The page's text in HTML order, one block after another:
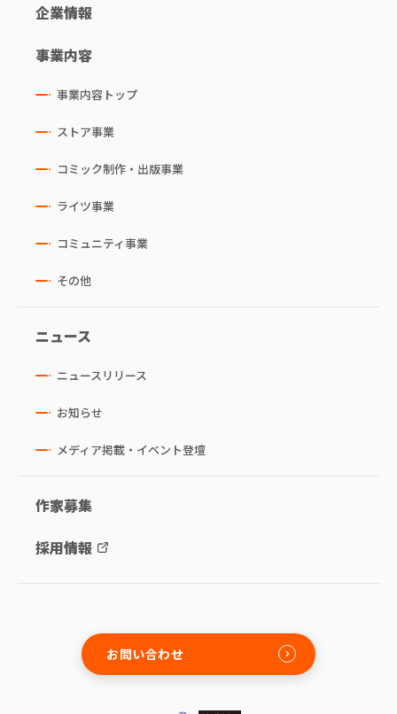
企業情報
事業内容
事業内容トップ
ストア事業
コミック制作・出版事業
ライツ事業
コミュニティ事業
その他
ニュース
ニュースリリース
お知らせ
メディア掲載・イベント登壇
作家募集
採用情報
お問い合わせ